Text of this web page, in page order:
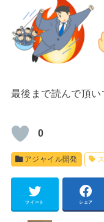
最後まで読んで頂い
0
アジャイル開発
ツイート シェア